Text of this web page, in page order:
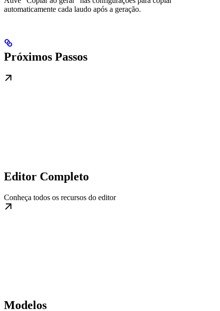
automaticamente cada laudo após a geração.
Próximos Passos
Editor Completo
Conheça todos os recursos do editor
Modelos